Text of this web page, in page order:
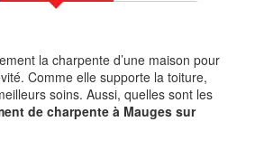
la charpente d’une maison pour
Comme elle supporte la toiture,
soins. Aussi, quelles sont les
de charpente à Mauges sur